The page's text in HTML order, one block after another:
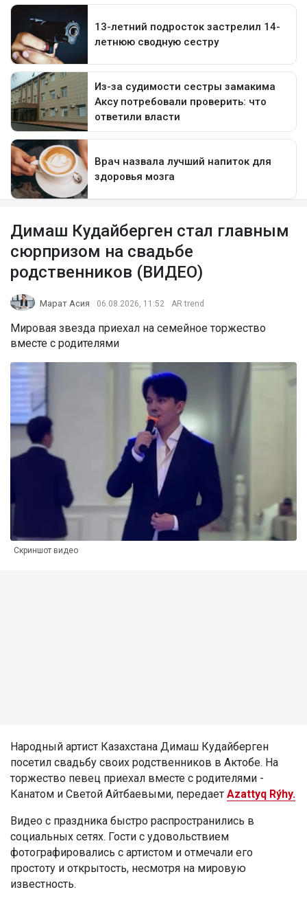
Димаш Кудайберген стал главным
сюрпризом на свадьбе
родственников (ВИДЕО)
Марат Асия 06.08.2026, 11:52 AR trend
Мировая звезда приехал на семейное торжество
вместе с родителями
Скриншот видео
Народный артист Казахстана Димаш Кудайберген
посетил свадьбу своих родственников в Актобе. На
торжество певец приехал вместе с родителями -
Канатом и Светой Айтбаевыми, передает Azattyq Rýhy.
Видео с праздника быстро распространились в
социальных сетях. Гости с удовольствием
фотографировались с артистом и отмечали его
простоту и открытость, несмотря на мировую
известность.